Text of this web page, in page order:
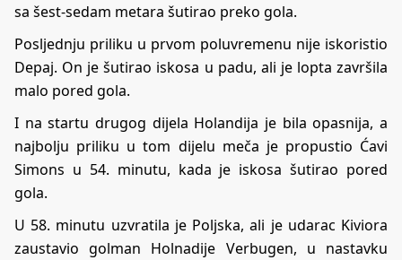
sa šest-sedam metara šutirao preko gola.
Posljednju priliku u prvom poluvremenu nije iskoristio
Depaj. On je šutirao iskosa u padu, ali je lopta završila
malo pored gola.
I na startu drugog dijela Holandija je bila opasnija, a
najbolju priliku u tom dijelu meča je propustio Ćavi
Simons u 54. minutu, kada je iskosa šutirao pored
gola.
U 58. minutu uzvratila je Poljska, ali je udarac Kiviora
zaustavio golman Holnadije Verbugen, u nastavku